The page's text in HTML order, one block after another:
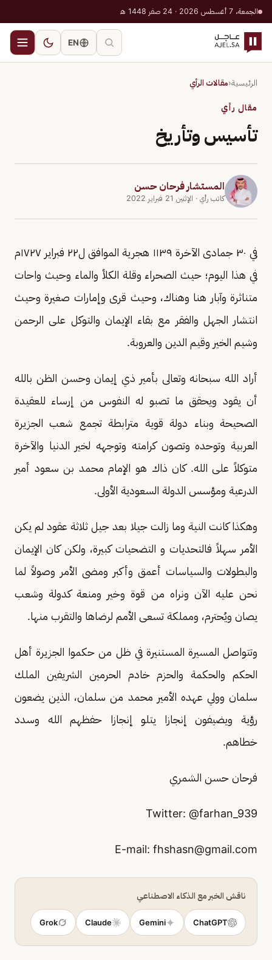
الجمعة، 7 أغسطس 2026 · 24 صفر 1448 هـ
EN
الرئيسية‹مقالات الرأي
مقال رأي
تأسيس وتأريخ
المستشار فرحان حسن
كاتب رأي · الإثنين 21 فبراير 2022
في ٣٠ جمادى الآخرة ١١٣٩ هجرية الموافق ل٢٢ فبراير ١٧٢٧م
في هذا اليوم؛ حيث الصحراء وقلة الكلأ والماء وحيث واحات
متناثرة وآبار هنا وهناك، وحيث قرى وإمارات صغيرة وحيث
انتشار الجهل والفقر مع بقاء الإيمان والتوكل على الرحمن
وشيم الخير وقيم الدين والعروبة.
أراد الله سبحانه وتعالى بأمير ذي إيمان وحسن الظن بالله
أن يقود ويحقق ما تصبو له النفوس من إرساء للعقيدة
الصحيحة وبناء دولة قوية مترابطة تجمع شعب الجزيرة
العربية وتوحده وتصون كرامته وتوجهه لخير الدنيا والآخرة
متوكلاً على الله. كان ذاك هو الإمام محمد بن سعود أمير
الدرعية ومؤسس الدولة السعودية الأولى.
وهكذا كانت النية وما زالت جيلا بعد جيل ثلاثة عقود لم يكن
الأمر سهلاً فالتحديات و التضحيات كبيرة، ولكن كان الإيمان
والبطولات والسياسات أعمق وأكبر ومضى الأمر وصولاً لما
نحن عليه الآن ونراه من قوة وخير ومنعة كدولة وشعب
يصان ويُحترم، ومملكة تسعى الأمم لرضاها والتقرب منها.
وتتواصل المسيرة المستنيرة في ظل من حكموا الجزيرة أهل
الحكم والحكمة والحزم خادم الحرمين الشريفين الملك
سلمان وولي عهده الأمير محمد من سلمان، الذين يضعون
رؤية ويضيفون إنجازا يتلو إنجازا حفظهم الله وسدد
خطاهم.
فرحان حسن الشمري
fhshasn@gmail.com
ناقش الخبر مع الذكاء الاصطناعي
ChatGPT
Gemini
Claude
Grok